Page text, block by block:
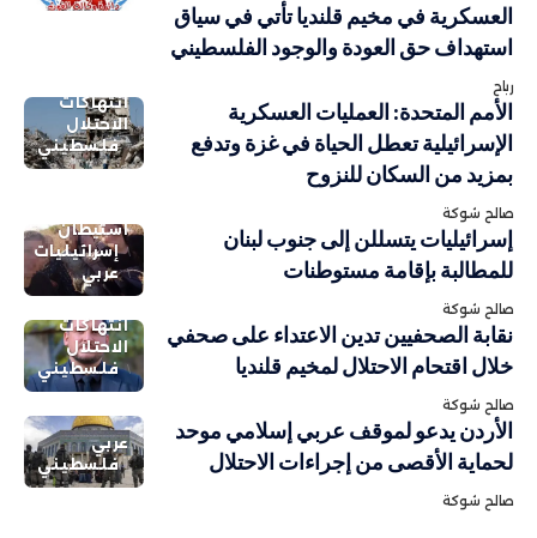
العسكرية في مخيم قلنديا تأتي في سياق
استهداف حق العودة والوجود الفلسطيني
رباح
انتهاكات
الاحتلال
فلسطيني
الأمم المتحدة: العمليات العسكرية
الإسرائيلية تعطل الحياة في غزة وتدفع
بمزيد من السكان للنزوح
صالح شوكة
استيطان
إسرائيليات
عربي
إسرائيليات يتسللن إلى جنوب لبنان
للمطالبة بإقامة مستوطنات
صالح شوكة
انتهاكات
الاحتلال
فلسطيني
نقابة الصحفيين تدين الاعتداء على صحفي
خلال اقتحام الاحتلال لمخيم قلنديا
صالح شوكة
عربي
فلسطيني
الأردن يدعو لموقف عربي إسلامي موحد
لحماية الأقصى من إجراءات الاحتلال
صالح شوكة